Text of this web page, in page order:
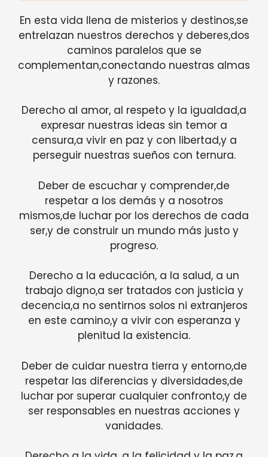
En esta vida llena de misterios y destinos,se
entrelazan nuestros derechos y deberes,dos
caminos paralelos que se
complementan,conectando nuestras almas
y razones.
Derecho al amor, al respeto y la igualdad,a
expresar nuestras ideas sin temor a
censura,a vivir en paz y con libertad,y a
perseguir nuestras sueños con ternura.
Deber de escuchar y comprender,de
respetar a los demás y a nosotros
mismos,de luchar por los derechos de cada
ser,y de construir un mundo más justo y
progreso.
Derecho a la educación, a la salud, a un
trabajo digno,a ser tratados con justicia y
decencia,a no sentirnos solos ni extranjeros
en este camino,y a vivir con esperanza y
plenitud la existencia.
Deber de cuidar nuestra tierra y entorno,de
respetar las diferencias y diversidades,de
luchar por superar cualquier confronto,y de
ser responsables en nuestras acciones y
vanidades.